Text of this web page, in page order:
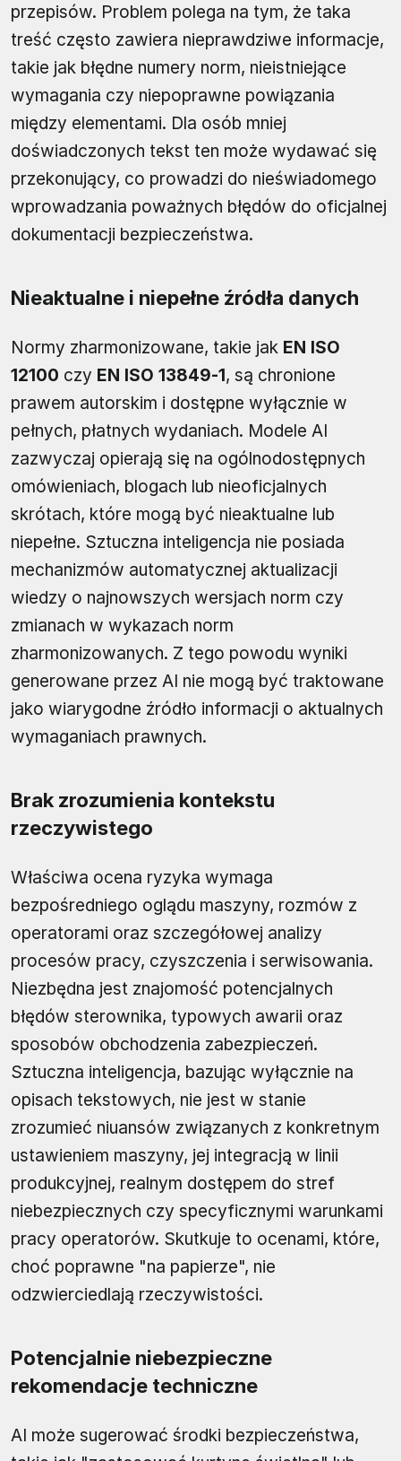
przepisów. Problem polega na tym, że taka
treść często zawiera nieprawdziwe informacje,
takie jak błędne numery norm, nieistniejące
wymagania czy niepoprawne powiązania
między elementami. Dla osób mniej
doświadczonych tekst ten może wydawać się
przekonujący, co prowadzi do nieświadomego
wprowadzania poważnych błędów do oficjalnej
dokumentacji bezpieczeństwa.
Nieaktualne i niepełne źródła danych
Normy zharmonizowane, takie jak EN ISO
12100 czy EN ISO 13849‑1, są chronione
prawem autorskim i dostępne wyłącznie w
pełnych, płatnych wydaniach. Modele AI
zazwyczaj opierają się na ogólnodostępnych
omówieniach, blogach lub nieoficjalnych
skrótach, które mogą być nieaktualne lub
niepełne. Sztuczna inteligencja nie posiada
mechanizmów automatycznej aktualizacji
wiedzy o najnowszych wersjach norm czy
zmianach w wykazach norm
zharmonizowanych. Z tego powodu wyniki
generowane przez AI nie mogą być traktowane
jako wiarygodne źródło informacji o aktualnych
wymaganiach prawnych.
Brak zrozumienia kontekstu
rzeczywistego
Właściwa ocena ryzyka wymaga
bezpośredniego oglądu maszyny, rozmów z
operatorami oraz szczegółowej analizy
procesów pracy, czyszczenia i serwisowania.
Niezbędna jest znajomość potencjalnych
błędów sterownika, typowych awarii oraz
sposobów obchodzenia zabezpieczeń.
Sztuczna inteligencja, bazując wyłącznie na
opisach tekstowych, nie jest w stanie
zrozumieć niuansów związanych z konkretnym
ustawieniem maszyny, jej integracją w linii
produkcyjnej, realnym dostępem do stref
niebezpiecznych czy specyficznymi warunkami
pracy operatorów. Skutkuje to ocenami, które,
choć poprawne "na papierze", nie
odzwierciedlają rzeczywistości.
Potencjalnie niebezpieczne
rekomendacje techniczne
AI może sugerować środki bezpieczeństwa,